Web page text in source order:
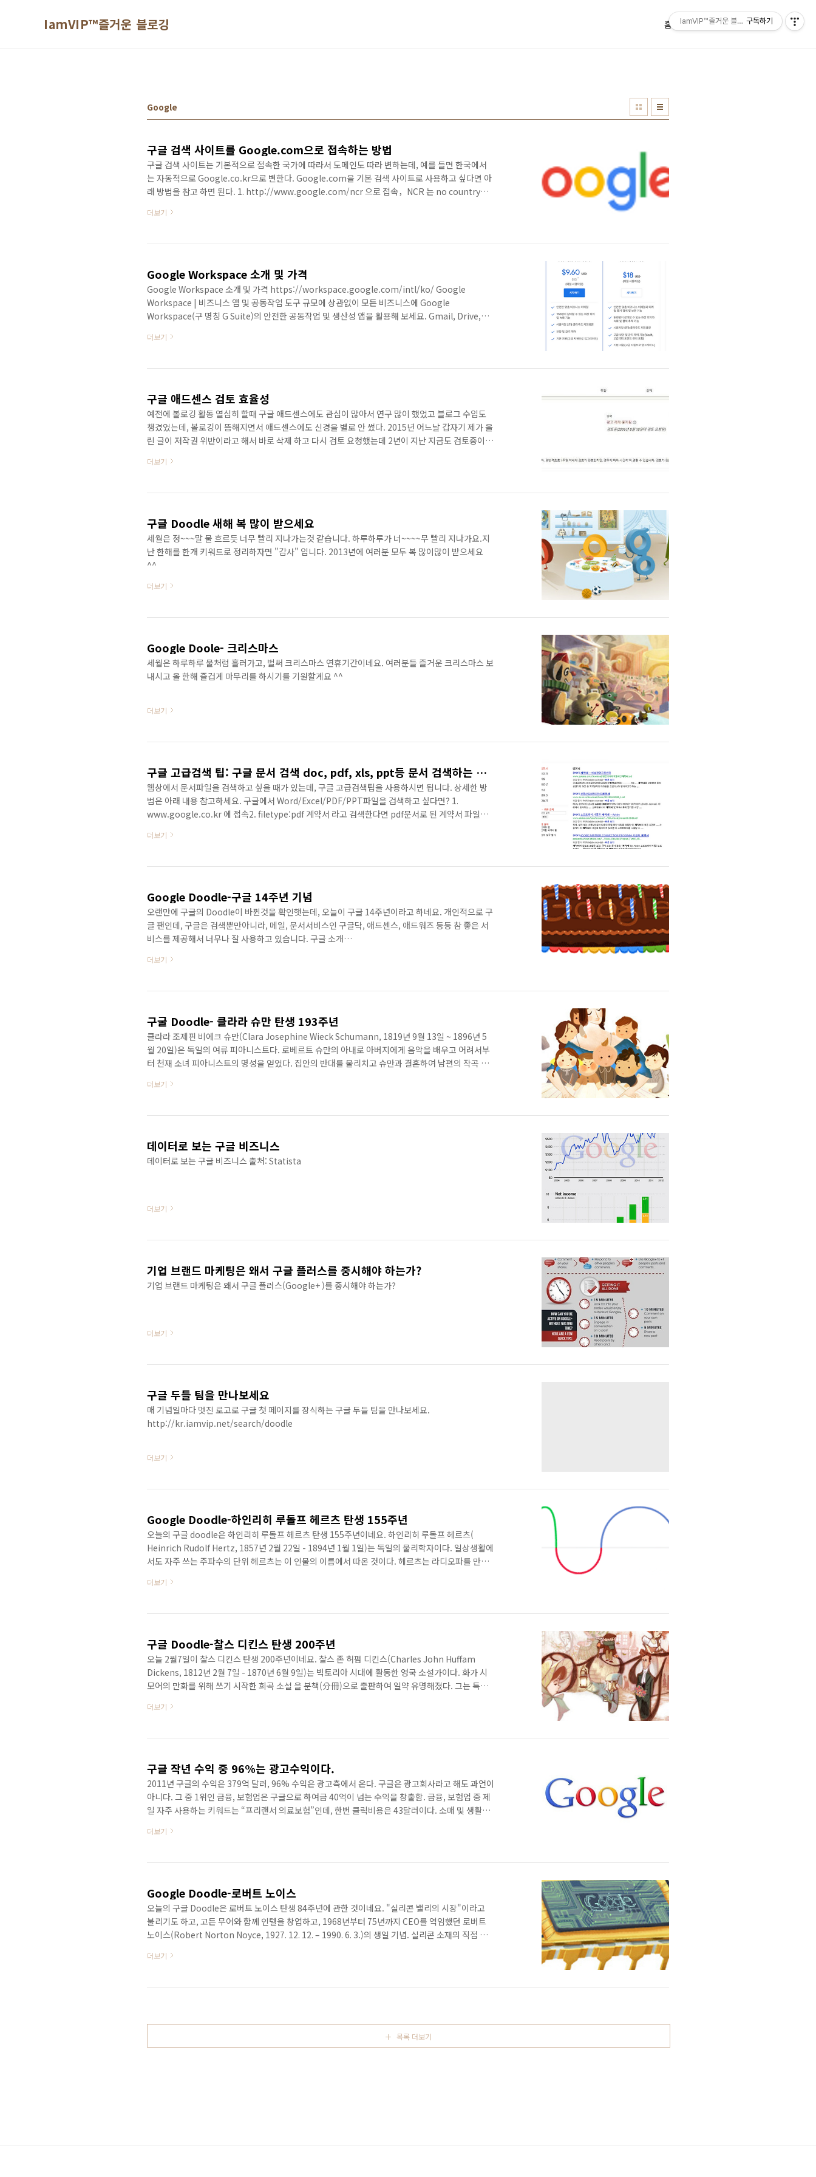
IamVIP™즐거운 블로깅 홈 태그 방명록
Google
구글 검색 사이트를 Google.com으로 접속하는 방법
구글 검색 사이트는 기본적으로 접속한 국가에 따라서 도메인도 따라 변하는데, 예를 들면 한국에서
는 자동적으로 Google.co.kr으로 변한다. Google.com을 기본 검색 사이트로 사용하고 싶다면 아
래 방법을 참고 하면 된다. 1. http://www.google.com/ncr 으로 접속，NCR 는 no country
https://www.google.com/ ，https 으로 접속하면 구글 사이트가 변하지 않는다
더보기
Google Workspace 소개 및 가격
Google Workspace 소개 및 가격 https://workspace.google.com/intl/ko/ Google
Workspace | 비즈니스 앱 및 공동작업 도구 규모에 상관없이 모든 비즈니스에 Google
Workspace(구 명칭 G Suite)의 안전한 공동작업 및 생산성 앱을 활용해 보세요. Gmail, Drive,
https://workspace.google.com/intl/ko/pricing.html Google Workspace(이전 명칭 G
{@price_monthly_business_starter}부터 시..
더보기
구글 애드센스 검토 효율성
예전에 볼로깅 활동 열심히 할때 구글 애드센스에도 관심이 많아서 연구 많이 했었고 블로그 수입도
챙겼었는데, 볼로깅이 뜸해지면서 애드센스에도 신경을 별로 안 썼다. 2015년 어느날 갑자기 제가 올
린 글이 저작권 위반이라고 해서 바로 삭제 하고 다시 검토 요청했는데 2년이 지난 지금도 검토중이란
구글이라는 회사는 서비스를 받기에 너무 어려운것 같다.
더보기
구글 Doodle 새해 복 많이 받으세요
세월은 정~~~말 물 흐르듯 너무 빨리 지나가는것 같습니다. 하루하루가 너~~~~무 빨리 지나가요.지
난 한해를 한개 키워드로 정리하자면 "감사" 입니다. 2013년에 여러분 모두 복 많이많이 받으세요
^^
더보기
Google Doole- 크리스마스
세월은 하루하루 물처럼 흘러가고, 벌써 크리스마스 연휴기간이네요. 여러분들 즐거운 크리스마스 보
내시고 올 한해 즐겁게 마무리를 하시기를 기원할게요 ^^
더보기
구글 고급검색 팁: 구글 문서 검색 doc, pdf, xls, ppt등 문서 검색하는 방법
웹상에서 문서파일을 검색하고 싶을 때가 있는데, 구글 고급검색팁을 사용하시면 됩니다. 상세한 방
법은 아래 내용 참고하세요. 구글에서 Word/Excel/PDF/PPT파일을 검색하고 싶다면? 1.
www.google.co.kr 에 접속2. filetype:pdf 계약서 라고 검색한다면 pdf문서로 된 계약서 파일을
filetype:xls or filetype:ppt 계약서 라고 검색하면 됩니다. 사용해보시고 질문이 있으시면 댓글 남
더보기
Google Doodle-구글 14주년 기념
오랜만에 구글의 Doodle이 바뀐것을 확인햇는데, 오늘이 구글 14주년이라고 하네요. 개인적으로 구
글 팬인데, 구글은 검색뿐만아니라, 메일, 문서서비스인 구글닥, 애드센스, 애드워즈 등등 참 좋은 서
비스를 제공해서 너무나 잘 사용하고 있습니다. 구글 소개
좋은 서비스를 제공해주시면 너무 고맙겠습니다. 항상 구글한테 고맙습니다. 참고로 구글에 더 상세
더보기
구굴 Doodle- 클라라 슈만 탄생 193주년
클라라 조제핀 비에크 슈만(Clara Josephine Wieck Schumann, 1819년 9월 13일 ~ 1896년 5
월 20일)은 독일의 여류 피아니스트다. 로베르트 슈만의 아내로 아버지에게 음악을 배우고 어려서부
터 천재 소녀 피아니스트의 명성을 얻었다. 집안의 반대를 물리치고 슈만과 결혼하여 남편의 작곡 활
죽은 후에는 남편과 브람스 음악의 해설자로서도 활약하였다. 한편 작곡 활동에도 힘썼다. via
더보기
데이터로 보는 구글 비즈니스
데이터로 보는 구글 비즈니스 출처: Statista
더보기
기업 브랜드 마케팅은 왜서 구글 플러스를 중시해야 하는가?
기업 브랜드 마케팅은 왜서 구글 플러스(Google+ )를 중시해야 하는가?
더보기
구글 두들 팀을 만나보세요
매 기념일마다 멋진 로고로 구글 첫 페이지를 장식하는 구글 두들 팀을 만나보세요.
http://kr.iamvip.net/search/doodle
더보기
Google Doodle-하인리히 루돌프 헤르츠 탄생 155주년
오늘의 구글 doodle은 하인리히 루돌프 헤르츠 탄생 155주년이네요. 하인리히 루돌프 헤르츠(
Heinrich Rudolf Hertz, 1857년 2월 22일 - 1894년 1월 1일)는 독일의 물리학자이다. 일상생활에
서도 자주 쓰는 주파수의 단위 헤르츠는 이 인물의 이름에서 따온 것이다. 헤르츠는 라디오파를 만들
다. 기독교로 개종한 유대인 가정이었으며, 아버지는 변호사, 어머니는 의사의 딸이었다. 학창시절 과
의 대학에서 과학과 공학을 공부한다. 구스타프 키르히호프, 헤르만 폰 헬름홀츠 밑에서 공부를 한다.
더보기
구글 Doodle-찰스 디킨스 탄생 200주년
오늘 2월7일이 찰스 디킨스 탄생 200주년이네요. 찰스 존 허펌 디킨스(Charles John Huffam
Dickens, 1812년 2월 7일 - 1870년 6월 9일)는 빅토리아 시대에 활동한 영국 소설가이다. 화가 시
모어의 만화를 위해 쓰기 시작한 희곡 소설 을 분책(分冊)으로 출판하여 일약 유명해졌다. 그는 특히
묘사를 이야기 형식으로 완성했다. 후기 소설에는 초기의 넘치는 풍자는 약해졌으나, 구성의 치밀함
처: 위키 백과
더보기
구글 작년 수익 중 96%는 광고수익이다.
2011년 구글의 수익은 379억 달러, 96% 수익은 광고측에서 온다. 구글은 광고회사라고 해도 과언이
아니다. 그 중 1위인 금융, 보험업은 구글으로 하여금 40억이 넘는 수익을 창출함. 금융, 보험업 중 제
일 자주 사용하는 키워드는 “프리랜서 의료보험”인데, 한번 클릭비용은 43달러이다. 소매 및 생활품
더보기
Google Doodle-로버트 노이스
오늘의 구글 Doodle은 로버트 노이스 탄생 84주년에 관한 것이네요. "실리콘 밸리의 시장"이라고
불리기도 하고, 고든 무어와 함께 인텔을 창업하고, 1968년부터 75년까지 CEO를 역임했던 로버트
노이스(Robert Norton Noyce, 1927. 12. 12. – 1990. 6. 3.)의 생일 기념. 실리콘 소재의 직접 회
와 함께 인텔을 만들 때 원래 회사 이름이 이 둘의 이름을 따 "Moore Noyce Electronics(MN
"Integrated Elect..
더보기
목록 더보기
IamVIP™즐거운 블로깅구독하기